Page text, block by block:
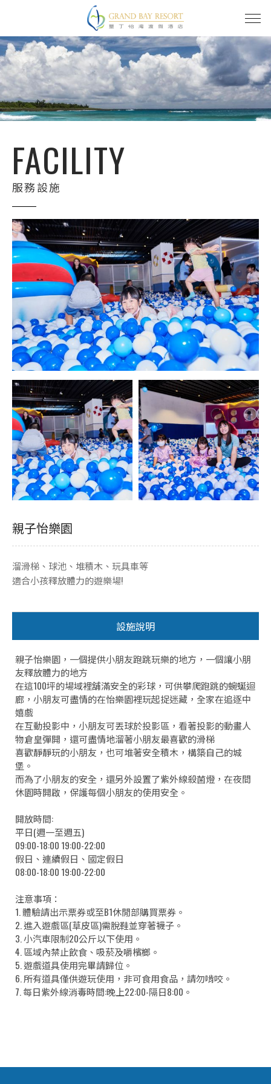
FACILITY
服務設施
親子怡樂園
溜滑梯、球池、堆積木、玩具車等
適合小孩釋放體力的遊樂場!
設施說明
親子怡樂園，一個提供小朋友跑跳玩樂的地方，一個讓小朋
友釋放體力的地方
在這100坪的場域裡舖滿安全的彩球，可供攀爬跑跳的蜿蜒迴
廊，小朋友可盡情的在怡樂園裡玩起捉迷藏，全家在追逐中
嬉戲
在互動投影中，小朋友可丟球於投影區，看著投影的動畫人
物倉皇彈開，還可盡情地溜著小朋友最喜歡的滑梯
喜歡靜靜玩的小朋友，也可堆著安全積木，構築自己的城
堡。
而為了小朋友的安全，還另外設置了紫外線殺菌燈，在夜間
休園時開啟，保護每個小朋友的使用安全。
開放時間:
平日(週一至週五)
09:00-18:00 19:00-22:00
假日、連續假日、國定假日
08:00-18:00 19:00-22:00
注意事項：
1. 體驗請出示票券或至B1休閒部購買票券。
2. 進入遊戲區(草皮區)需脫鞋並穿著襪子。
3. 小汽車限制20公斤以下使用。
4. 區域內禁止飲食、吸菸及嚼檳榔。
5. 遊戲道具使用完畢請歸位。
6. 所有道具僅供遊玩使用，非可食用食品，請勿啃咬。
7. 每日紫外線消毒時間:晚上22:00-隔日8:00。